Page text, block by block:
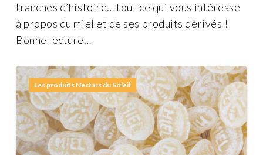
tranches d’histoire… tout ce qui vous intéresse
à propos du miel et de ses produits dérivés !
Bonne lecture…
Les produits Nectars du Soleil